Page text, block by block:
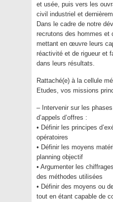
et usée, puis vers les
civil industriel et
Dans le cadre de notre
recrutons des hommes et
mettant en œuvre leurs
réactivité et de rigueur et
dans leurs résultats.
Rattaché(e) à la cellule
Etudes, vos missions
– Intervenir sur les
d’appels d’offres :
• Définir les principes
opératoires
• Définir les moyens
planning objectif
• Argumenter les
des méthodes utilisées
• Définir des moyens ou
tout en étant capable de